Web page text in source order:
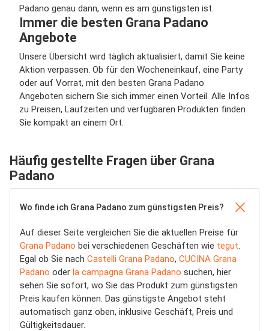
Padano genau dann, wenn es am günstigsten ist.
Immer die besten Grana Padano
Angebote
Unsere Übersicht wird täglich aktualisiert, damit Sie keine
Aktion verpassen. Ob für den Wocheneinkauf, eine Party
oder auf Vorrat, mit den besten Grana Padano
Angeboten sichern Sie sich immer einen Vorteil. Alle Infos
zu Preisen, Laufzeiten und verfügbaren Produkten finden
Sie kompakt an einem Ort.
Häufig gestellte Fragen über Grana
Padano
Wo finde ich Grana Padano zum günstigsten Preis?
Auf dieser Seite vergleichen Sie die aktuellen Preise für
Grana Padano bei verschiedenen Geschäften wie tegut
Egal ob Sie nach Castelli Grana Padano, CUCINA Grana
Padano oder la campagna Grana Padano suchen, hier
sehen Sie sofort, wo Sie das Produkt zum günstigsten
Preis kaufen können. Das günstigste Angebot steht
automatisch ganz oben, inklusive Geschäft, Preis und
Gültigkeitsdauer.